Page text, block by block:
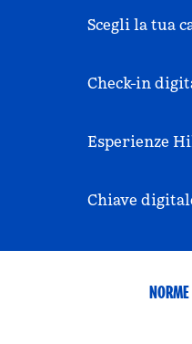
Scegli la tua
Check-in
Esperienze
Chiave